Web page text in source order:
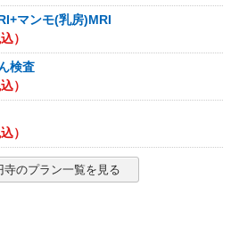
マンモ(乳房)MRI
）
検査
）
）
寺のプラン一覧を見る